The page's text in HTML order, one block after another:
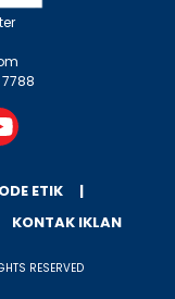
ETIK
KONTAK IKLAN
RESERVED